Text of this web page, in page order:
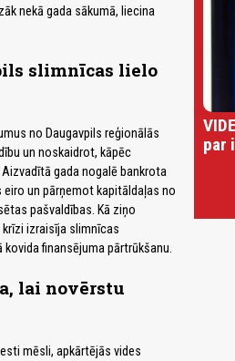
nekā gada sākumā, liecina
slimnīcas lielo
no Daugavpils reģionālās
un noskaidrot, kāpēc
gada nogalē bankrota
un pārņemot kapitāldaļas no
pašvaldības. Kā ziņo
krīzi izraisīja slimnīcas
finansējuma pārtrūkšanu.
lai novērstu
mēsli, apkārtējās vides
par